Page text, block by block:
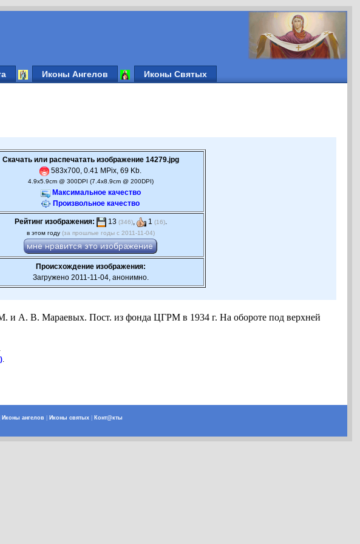
Иконы Ангелов Иконы Святых
Скачать или распечатать изображение 14279.jpg
583x700, 0.41 MPix, 69 Kb.
4.9x5.9cm @ 300DPI (7.4x8.9cm @ 200DPI)
Максимальное качество
Произвольное качество
Рейтинг изображения: 13 (346), 1 (16).
в этом году (за прошлые годы с 2011-11-04)
Происхождение изображения:
Загружено 2011-11-04, анонимно.
А. В. Мараевых. Пост. из фонда ЦГРМ в 1934 г. На обороте под верхней
.
.
Иконы ангелов Иконы святых Конт@кты